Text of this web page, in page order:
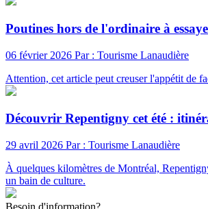
Poutines hors de l'ordinaire à
06 février 2026 Par : Tourisme Lanaudière
Attention, cet article peut creuser l'appétit de
Découvrir Repentigny cet été :
29 avril 2026 Par : Tourisme Lanaudière
À quelques kilomètres de Montréal,
un bain de culture.